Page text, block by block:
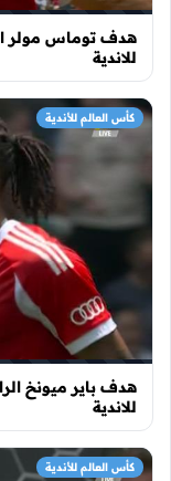
هدف توماس مولر
للاندية
هدف باير ميونخ
للاندية
كأس العالم للأندية
كأس العالم للأندية